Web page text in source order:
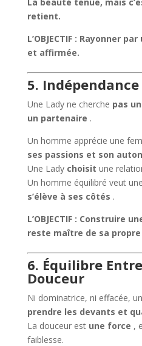
retient.
L’OBJECTIF : Rayonner
et affirmée.
5.
Une Lady ne cherche pas
un partenaire .
Un homme apprécie une
ses passions et son
Une Lady choisit une
Un homme équilibré veut
s’élève à ses côtés .
L’OBJECTIF : Construire
reste maître de sa
6. Équilibre
Douceur
Ni dominatrice, ni effacée,
prendre les devants et
La douceur est une force ,
faiblesse.